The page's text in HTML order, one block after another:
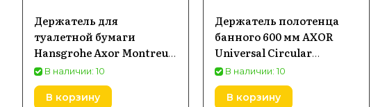
Держатель для
туалетной бумаги
Hansgrohe Axor Montreux
42036820
В наличии: 10
В корзину
Держатель полотенца
банного 600 мм AXOR
Universal Circular
42860800
В наличии: 10
В корзину